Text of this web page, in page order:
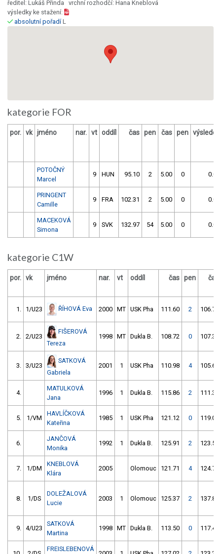
ředitel: Lukáš Přinda vrchní rozhodčí: Hana Kneblová
výsledky ke stažení:
absolutní pořadíL
kategorie FOR
por. vk jméno nar. vt oddíl čas pen čas pen výsledek
POTOČNÝ
Marcel
9 HUN 95.10 2 5.00 0 0.00
PRINGENT
Camille
9 FRA 102.31 2 5.00 0 0.00
MACEKOVÁ
Simona
9 SVK 132.97 54 5.00 0 0.00
kategorie C1W
por. vk jméno nar. vt oddíl čas pen čas
1. 1/U23 ŘÍHOVÁ Eva 2000 MT USK Pha 111.60 2 106.75
2. 2/U23
FIŠEROVÁ
Tereza
1998 MT Dukla B. 108.72 0 107.36
3. 3/U23
SATKOVÁ
Gabriela
2001 1 USK Pha 110.98 4 105.65
4.
MATULKOVÁ
Jana
1996 1 Dukla B. 115.86 2 111.37
5. 1/VM
HAVLÍČKOVÁ
Kateřina
1985 1 USK Pha 121.12 0 119.00
6.
JANČOVÁ
Monika
1992 1 Dukla B. 125.91 2 123.54
7. 1/DM
KNEBLOVÁ
Klára
2005 Olomouc 121.71 4 124.74
8. 1/DS
DOLEŽALOVÁ
Lucie
2003 1 Olomouc 125.37 2 137.87
9. 4/U23
SATKOVÁ
Martina
1998 MT Dukla B. 113.50 0 117.49
FREISLEBENOVÁ